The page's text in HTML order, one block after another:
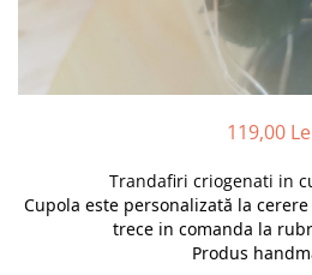
2020 Craciun si Anul Nou
2021 Crăciun
Toamna și Halloween
Valentine's Day
Buchete extravagante
119,00
Trandafiri criogenati in
Cupola este personalizată la
trece in comanda la
Produs